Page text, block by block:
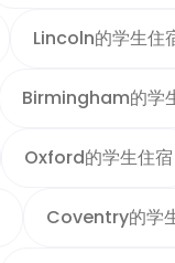
Lincoln的学生住
Birmingham的学
Oxford的学生住宿
Coventry的学